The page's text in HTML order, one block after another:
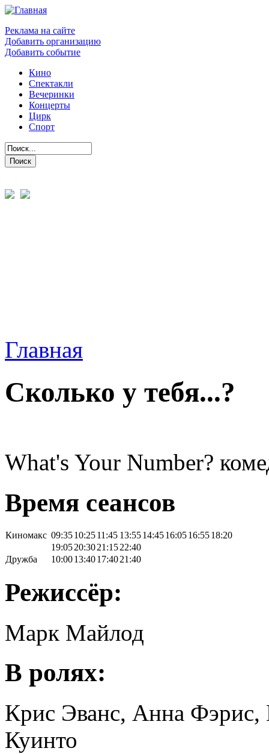
Реклама на сайте
Добавить организацию
Добавить событие
Кино
Спектакли
Вечеринки
Концерты
Цирк
Спорт
Главная
Сколько у тебя...?
What's Your Number?
Время сеансов
Киномакс 09:3510:2511:45 13:5514:4516:0516:5518:20
19:0520:3021:1522:40
Дружба
10:0013:4017:4021:40
Режиссёр:
Марк Майлод
В ролях:
Крис Эванс, Анна
Куинто